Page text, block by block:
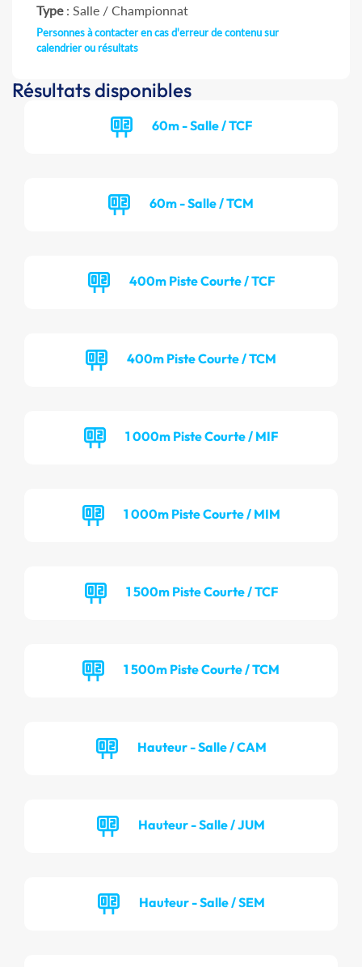
Type: Salle / Championnat
Personnes à contacter en cas d'erreur de contenu sur
calendrier ou résultats
Résultats disponibles
60m - Salle / TCF
60m - Salle / TCM
400m Piste Courte / TCF
400m Piste Courte / TCM
1 000m Piste Courte / MIF
1 000m Piste Courte / MIM
1 500m Piste Courte / TCF
1 500m Piste Courte / TCM
Hauteur - Salle / CAM
Hauteur - Salle / JUM
Hauteur - Salle / SEM